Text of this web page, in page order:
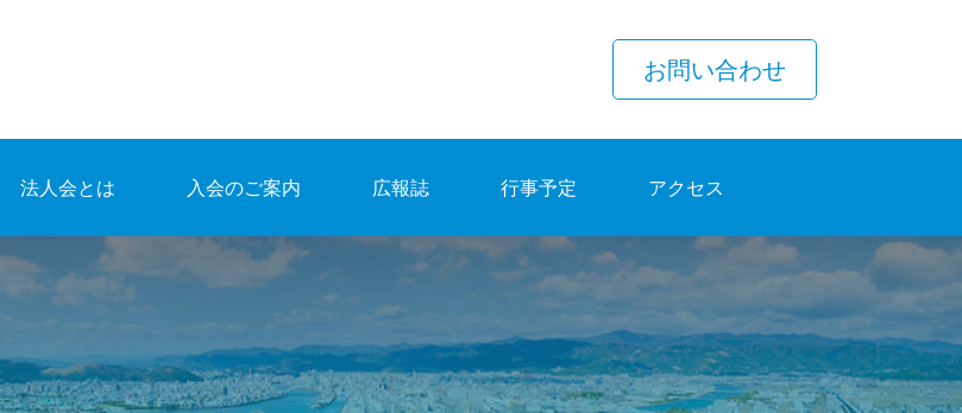
お問い合わせ
法人会とは 入会のご案内 広報誌 行事予定 アクセス